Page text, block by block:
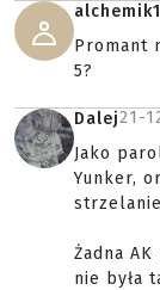
Promant
5?
Dalej21-
Jako
Yunker,
Żadna
nie była